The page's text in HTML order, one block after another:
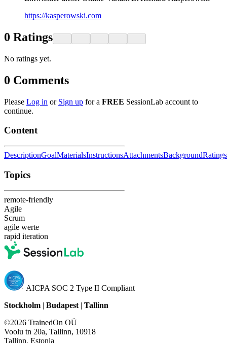
https://kasperowski.com
0 Ratings
No ratings yet.
0 Comments
Please Log in or Sign up for a FREE SessionLab account to
continue.
Content
DescriptionGoalMaterialsInstructionsAttachmentsBackgroundRatings
Topics
remote-friendly
Agile
Scrum
agile werte
rapid iteration
AICPA SOC 2 Type II Compliant
Stockholm | Budapest | Tallinn
©2026 TrainedOn OÜ
Voolu tn 20a, Tallinn, 10918
Tallinn, Estonia